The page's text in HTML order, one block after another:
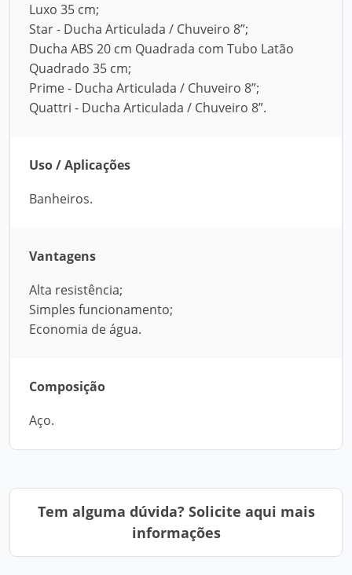
Luxo 35 cm;
Star - Ducha Articulada / Chuveiro 8”;
Ducha ABS 20 cm Quadrada com Tubo Latão
Quadrado 35 cm;
Prime - Ducha Articulada / Chuveiro 8”;
Quattri - Ducha Articulada / Chuveiro 8”.
Uso / Aplicações
Banheiros.
Vantagens
Alta resistência;
Simples funcionamento;
Economia de água.
Composição
Aço.
Tem alguma dúvida? Solicite aqui mais
informações